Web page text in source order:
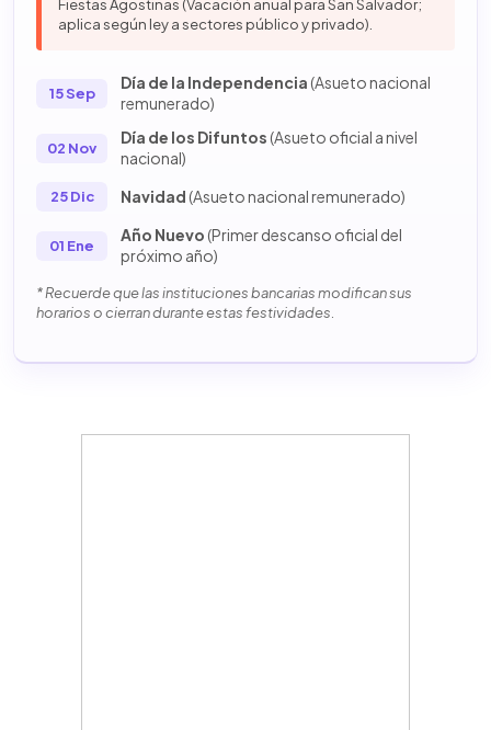
Fiestas Agostinas (Vacación anual para San Salvador;
aplica según ley a sectores público y privado).
15 Sep
Día de la Independencia(Asueto nacional
remunerado)
02 Nov
Día de los Difuntos(Asueto oficial a nivel
nacional)
25 Dic Navidad(Asueto nacional remunerado)
01 Ene
Año Nuevo(Primer descanso oficial del
próximo año)
* Recuerde que las instituciones bancarias modifican sus
horarios o cierran durante estas festividades.